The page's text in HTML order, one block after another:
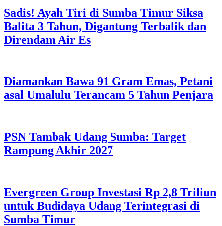
Sadis! Ayah Tiri di Sumba Timur Siksa
Balita 3 Tahun, Digantung Terbalik dan
Direndam Air Es
Diamankan Bawa 91 Gram Emas, Petani
asal Umalulu Terancam 5 Tahun Penjara
PSN Tambak Udang Sumba: Target
Rampung Akhir 2027
Evergreen Group Investasi Rp 2,8 Triliun
untuk Budidaya Udang Terintegrasi di
Sumba Timur